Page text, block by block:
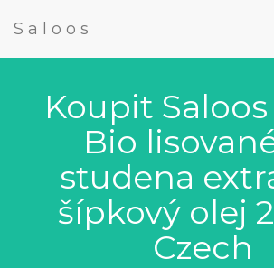
Saloos
Koupit
Bio
studena
šípkový olej
Czech